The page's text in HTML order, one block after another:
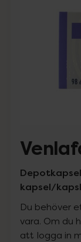
kapsel/
Du behöver
vara. Om du
att logga in